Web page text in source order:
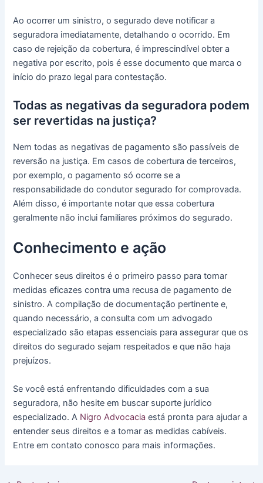
Ao ocorrer um sinistro, o segurado deve notificar a
seguradora imediatamente, detalhando o ocorrido. Em
caso de rejeição da cobertura, é imprescindível obter a
negativa por escrito, pois é esse documento que marca o
início do prazo legal para contestação.
Todas as negativas da seguradora podem
ser revertidas na justiça?
Nem todas as negativas de pagamento são passíveis de
reversão na justiça. Em casos de cobertura de terceiros,
por exemplo, o pagamento só ocorre se a
responsabilidade do condutor segurado for comprovada.
Além disso, é importante notar que essa cobertura
geralmente não inclui familiares próximos do segurado.
Conhecimento e ação
Conhecer seus direitos é o primeiro passo para tomar
medidas eficazes contra uma recusa de pagamento de
sinistro. A compilação de documentação pertinente e,
quando necessário, a consulta com um advogado
especializado são etapas essenciais para assegurar que os
direitos do segurado sejam respeitados e que não haja
prejuízos.
Se você está enfrentando dificuldades com a sua
seguradora, não hesite em buscar suporte jurídico
especializado. A Nigro Advocacia está pronta para ajudar a
entender seus direitos e a tomar as medidas cabíveis.
Entre em contato conosco para mais informações.